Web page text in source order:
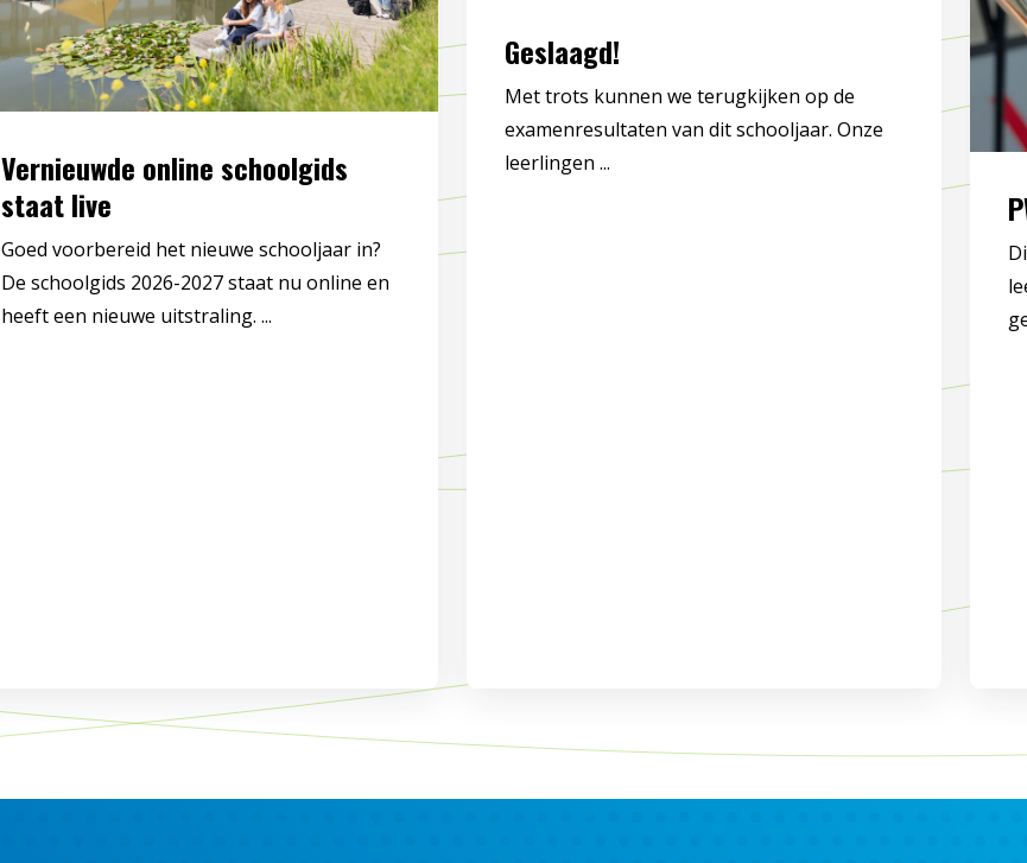
Vernieuwde online schoolgids
staat live
Goed voorbereid het nieuwe schooljaar in?
De schoolgids 2026-2027 staat nu online en
heeft een nieuwe uitstraling. ...
Geslaagd!
Met trots kunnen we terugkijken op de
examenresultaten van dit schooljaar. Onze
leerlingen ...